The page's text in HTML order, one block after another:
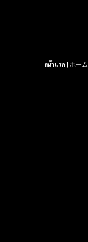
หน้าแรก | ホーム